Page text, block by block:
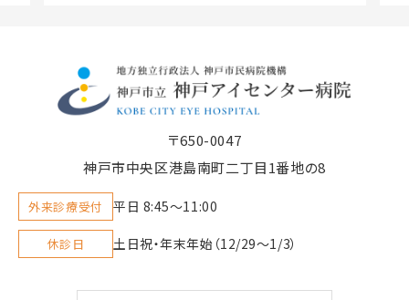
〒650-0047
神戸市中央区港島南町二丁目1番地の8
外来診療受付 平日 8:45〜11:00
休診日 土日祝・年末年始（12/29～1/3）